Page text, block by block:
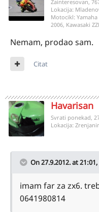
Zainteresovan,
Lokacija:
Motocikl: Yamaha
2006, Kawasaki
Nemam, prodao sam.
Citat
Havarisan
Svrati ponekad,
Lokacija:
On 27.9.2012. at
imam far za zx6.
0641980814